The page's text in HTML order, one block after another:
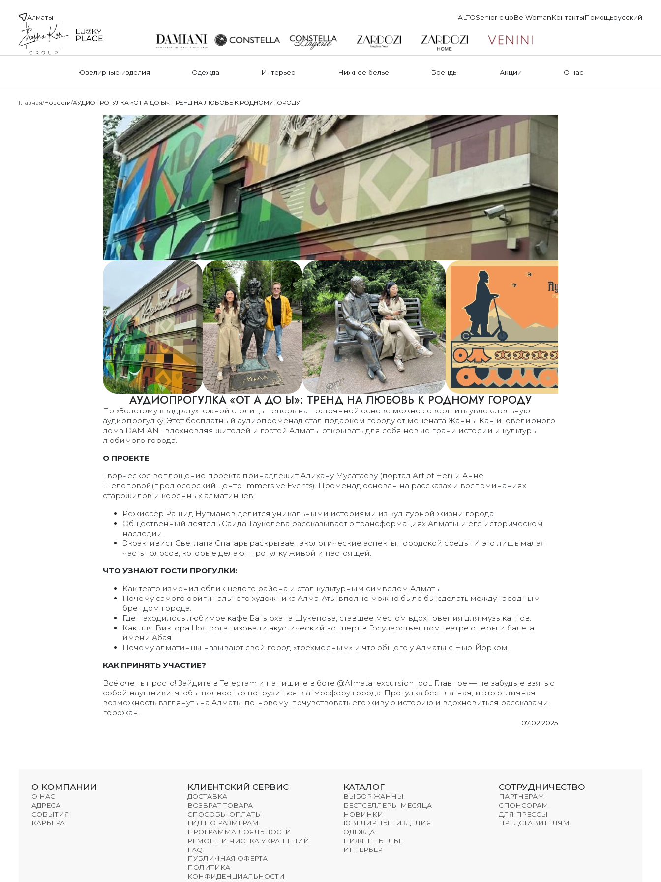
Алматы ALTOSenior clubBe WomanКонтактыПомощьрусский
Ювелирные изделия Одежда Интерьер Нижнее белье Бренды Акции О нас
Главная Новости АУДИОПРОГУЛКА «ОТ А ДО Ы»: ТРЕНД НА ЛЮБОВЬ К РОДНОМУ ГОРОДУ
АУДИОПРОГУЛКА «ОТ А ДО Ы»: ТРЕНД НА ЛЮБОВЬ К РОДНОМУ ГОРОДУ
По «Золотому квадрату» южной столицы теперь на постоянной основе можно совершить увлекательную
аудиопрогулку. Этот бесплатный аудиопроменад стал подарком городу от мецената Жанны Кан и ювелирного
дома DAMIANI, вдохновляя жителей и гостей Алматы открывать для себя новые грани истории и культуры
любимого города.
О ПРОЕКТЕ
Творческое воплощение проекта принадлежит Алихану Мусатаеву (портал Art of Her) и Анне
Шелеповой(продюсерский центр Immersive Events). Променад основан на рассказах и воспоминаниях
старожилов и коренных алматинцев:
Режиссёр Рашид Нугманов делится уникальными историями из культурной жизни города.
Общественный деятель Саида Таукелева рассказывает о трансформациях Алматы и его историческом
наследии.
Экоактивист Светлана Спатарь раскрывает экологические аспекты городской среды. И это лишь малая
часть голосов, которые делают прогулку живой и настоящей.
ЧТО УЗНАЮТ ГОСТИ ПРОГУЛКИ:
Как театр изменил облик целого района и стал культурным символом Алматы.
Почему самого оригинального художника Алма-Аты вполне можно было бы сделать международным
брендом города.
Где находилось любимое кафе Батырхана Шукенова, ставшее местом вдохновения для музыкантов.
Как для Виктора Цоя организовали акустический концерт в Государственном театре оперы и балета
имени Абая.
Почему алматинцы называют свой город «трёхмерным» и что общего у Алматы с Нью-Йорком.
КАК ПРИНЯТЬ УЧАСТИЕ?
Всё очень просто! Зайдите в Telegram и напишите в боте @Almata_excursion_bot. Главное — не забудьте взять с
собой наушники, чтобы полностью погрузиться в атмосферу города. Прогулка бесплатная, и это отличная
возможность взглянуть на Алматы по-новому, почувствовать его живую историю и вдохновиться рассказами
горожан.
07.02.2025
О КОМПАНИИ
О НАС
АДРЕСА
СОБЫТИЯ
КАРЬЕРА
КЛИЕНТСКИЙ СЕРВИС
ДОСТАВКА
ВОЗВРАТ ТОВАРА
СПОСОБЫ ОПЛАТЫ
ГИД ПО РАЗМЕРАМ
ПРОГРАММА ЛОЯЛЬНОСТИ
РЕМОНТ И ЧИСТКА УКРАШЕНИЙ
FAQ
ПУБЛИЧНАЯ ОФЕРТА
ПОЛИТИКА
КОНФИДЕНЦИАЛЬНОСТИ
КАТАЛОГ
ВЫБОР ЖАННЫ
БЕСТСЕЛЛЕРЫ МЕСЯЦА
НОВИНКИ
ЮВЕЛИРНЫЕ ИЗДЕЛИЯ
ОДЕЖДА
НИЖНЕЕ БЕЛЬЕ
ИНТЕРЬЕР
СОТРУДНИЧЕСТВО
ПАРТНЕРАМ
СПОНСОРАМ
ДЛЯ ПРЕССЫ
ПРЕДСТАВИТЕЛЯМ